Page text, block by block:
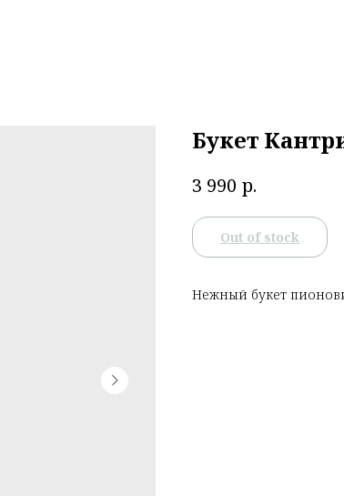
Букет
3 990 р.
Out of stock
Нежный букет